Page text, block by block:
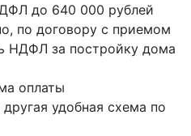
до 640 000 рублей
по договору с приемом
НДФЛ за постройку дома
оплаты
удобная схема по